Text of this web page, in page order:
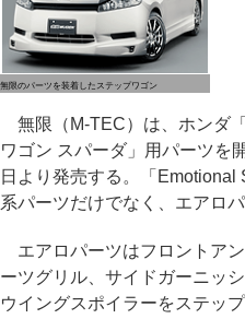
無限のパーツを装着したステップワゴン
無限（M-TEC）は、ホンダ
ワゴン スパーダ」用パーツを
日より発売する。「
系パーツだけでなく、エアロ
エアロパーツはフロントア
ーツグリル、サイドガーニッ
ウイングスポイラーをステッ